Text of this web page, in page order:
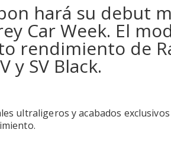
hará su debut
Car Week. El
rendimiento de
y SV Black.
ultraligeros y acabados